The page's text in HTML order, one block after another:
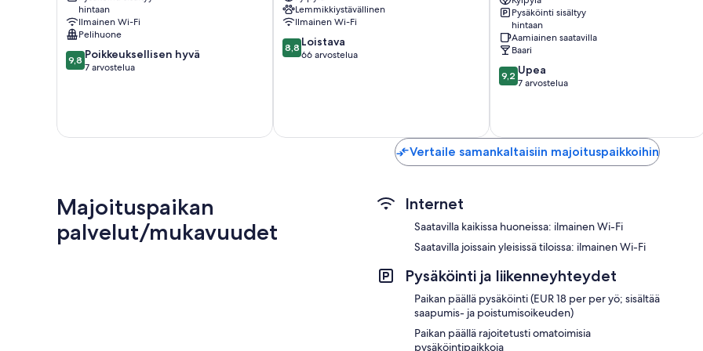
Erilliset oleskelualueet, lämmitys ja päivittäinen siivous
hintaan
Ilmainen Wi-Fi
Pelihuone
9.8
kautta
arvostelua
9,8 Poikkeuksellisen hyvä
7 arvostelua
Lemmikkiystävällinen
Ilmainen Wi-Fi
8.8
kautta
8,8 Loistava
66 arvostelua
IschglPysäköinti sisältyy
hintaan
Aamiainen saatavilla
Baari
9.2
kautta
arvostelua
9,2 Upea
7 arvostelua
Vertaile samankaltaisiin majoituspaikkoihin
Majoituspaikan
palvelut/mukavuudet
Internet
Saatavilla kaikissa huoneissa: ilmainen Wi-Fi
Saatavilla joissain yleisissä tiloissa: ilmainen Wi-Fi
Pysäköinti ja liikenneyhteydet
Paikan päällä pysäköinti (EUR 18 per per yö; sisältää
saapumis- ja poistumisoikeuden)
Paikan päällä rajoitetusti omatoimisia
pysäköintipaikkoja